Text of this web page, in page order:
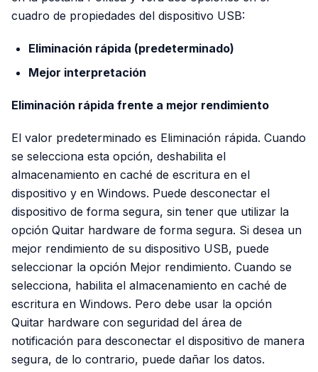
cuadro de propiedades del dispositivo USB:
Eliminación rápida (predeterminado)
Mejor interpretación
Eliminación rápida frente a mejor rendimiento
El valor predeterminado es Eliminación rápida. Cuando
se selecciona esta opción, deshabilita el
almacenamiento en caché de escritura en el
dispositivo y en Windows. Puede desconectar el
dispositivo de forma segura, sin tener que utilizar la
opción Quitar hardware de forma segura. Si desea un
mejor rendimiento de su dispositivo USB, puede
seleccionar la opción Mejor rendimiento. Cuando se
selecciona, habilita el almacenamiento en caché de
escritura en Windows. Pero debe usar la opción
Quitar hardware con seguridad del área de
notificación para desconectar el dispositivo de manera
segura, de lo contrario, puede dañar los datos.